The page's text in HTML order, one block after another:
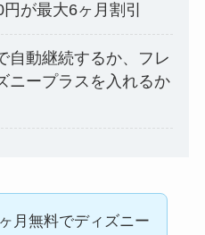
が最大6ヶ月割引
自動継続するか、フレ
ニープラスを入れるか
月無料でディズニー